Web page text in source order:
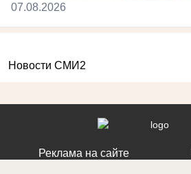
07.08.2026
Новости СМИ2
Реклама на сайте